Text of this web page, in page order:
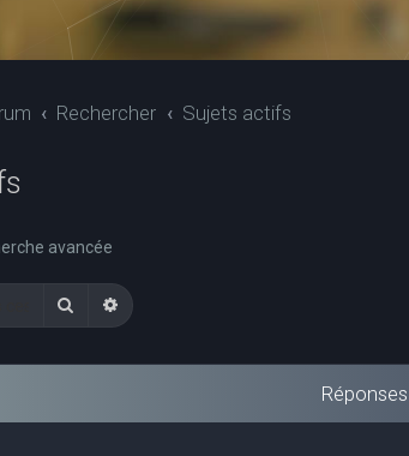
Rechercher Sujets actifs
avancée
RechercherRecherche avancée
Réponses